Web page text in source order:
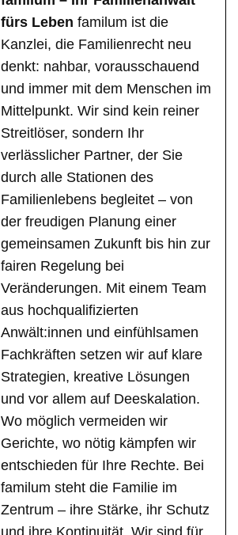
fürs Leben familum ist die
Kanzlei, die Familienrecht neu
denkt: nahbar, vorausschauend
und immer mit dem Menschen im
Mittelpunkt. Wir sind kein reiner
Streitlöser, sondern Ihr
verlässlicher Partner, der Sie
durch alle Stationen des
Familienlebens begleitet – von
der freudigen Planung einer
gemeinsamen Zukunft bis hin zur
fairen Regelung bei
Veränderungen. Mit einem Team
aus hochqualifizierten
Anwält:innen und einfühlsamen
Fachkräften setzen wir auf klare
Strategien, kreative Lösungen
und vor allem auf Deeskalation.
Wo möglich vermeiden wir
Gerichte, wo nötig kämpfen wir
entschieden für Ihre Rechte. Bei
familum steht die Familie im
Zentrum – ihre Stärke, ihr Schutz